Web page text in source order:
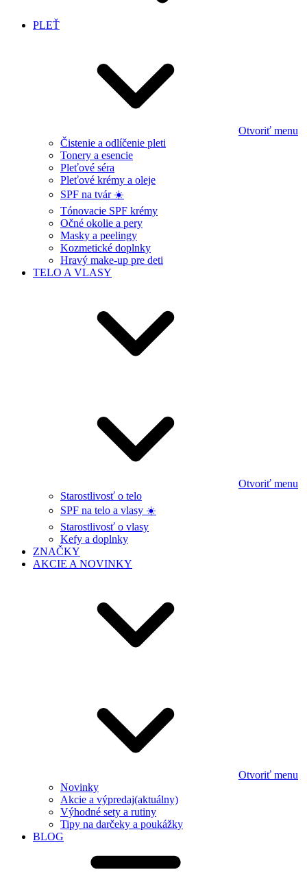
PLEŤ
Otvoriť menu
Čistenie a odlíčenie pleti
Tonery a esencie
Pleťové séra
Pleťové krémy a oleje
SPF na tvár ☀️
Tónovacie SPF krémy
Očné okolie a pery
Masky a peelingy
Kozmetické doplnky
Hravý make-up pre deti
TELO A VLASY
Otvoriť menu
Starostlivosť o telo
SPF na telo a vlasy ☀️
Starostlivosť o vlasy
Kefy a doplnky
ZNAČKY
AKCIE A NOVINKY
Otvoriť menu
Novinky
Akcie a výpredaj(aktuálny)
Výhodné sety a rutiny
Tipy na darčeky a poukážky
BLOG